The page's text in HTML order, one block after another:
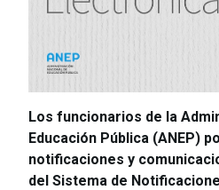
Los funcionarios de la
Educación Pública (ANEP)
notificaciones y
del Sistema de